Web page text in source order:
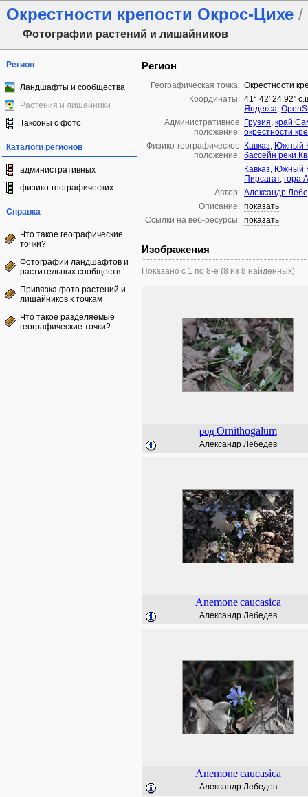
Окрестности крепости Окрос-Цихе /
Фотографии растений и лишайников
Регион
Ландшафты и сообщества
Растения и лишайники
Таксоны с фото
Каталоги регионов
административных
физико-географических
Справка
Что такое географические
точки?
Фотографии ландшафтов и
растительных сообществ
Привязка фото растений и
лишайников к точкам
Что такое разделяемые
географические точки?
Регион
Географическая точка: Окрестности
Координаты: 41° 42′ 24.92″
Яндекса,
Административное
положение:
Грузия, край
окрестности
Физико-географическое
положение:
Кавказ, Южный
бассейн реки
Кавказ, Южный
Пирсагат, гора
Автор: Александр
Описание: показать
Ссылки на веб-ресурсы: показать
Изображения
Показано с 1 по 8-е (8 из 8 найденных)
род Ornithogalum
Александр Лебедев
Anemone caucasica
Александр Лебедев
Anemone caucasica
Александр Лебедев